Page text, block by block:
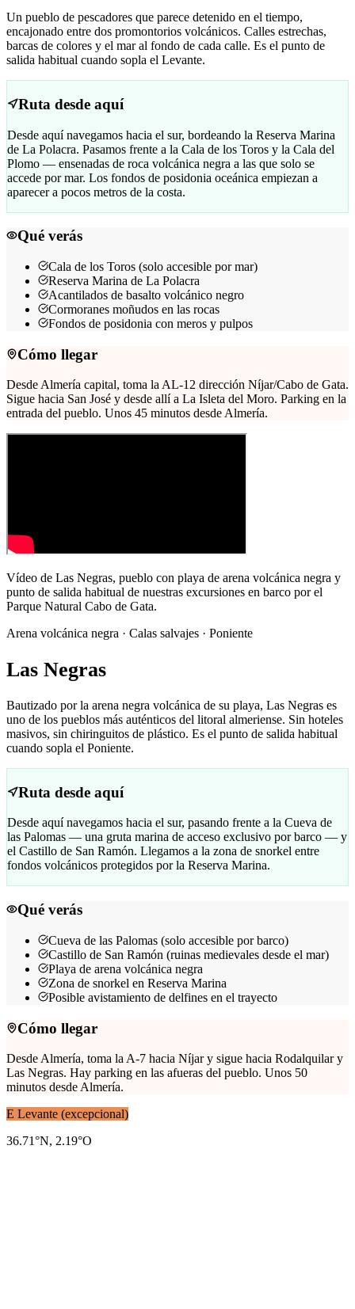
Un pueblo de pescadores que parece detenido en el tiempo,
encajonado entre dos promontorios volcánicos. Calles estrechas,
barcas de colores y el mar al fondo de cada calle. Es el punto de
salida habitual cuando sopla el Levante.
Ruta desde aquí
Desde aquí navegamos hacia el sur, bordeando la Reserva Marina
de La Polacra. Pasamos frente a la Cala de los Toros y la Cala del
Plomo — ensenadas de roca volcánica negra a las que solo se
accede por mar. Los fondos de posidonia oceánica empiezan a
aparecer a pocos metros de la costa.
Qué verás
Cala de los Toros (solo accesible por mar)
Reserva Marina de La Polacra
Acantilados de basalto volcánico negro
Cormoranes moñudos en las rocas
Fondos de posidonia con meros y pulpos
Cómo llegar
Desde Almería capital, toma la AL-12 dirección Níjar/Cabo de Gata.
Sigue hacia San José y desde allí a La Isleta del Moro. Parking en la
entrada del pueblo. Unos 45 minutos desde Almería.
Vídeo de Las Negras, pueblo con playa de arena volcánica negra y
punto de salida habitual de nuestras excursiones en barco por el
Parque Natural Cabo de Gata.
Arena volcánica negra · Calas salvajes · Poniente
Las Negras
Bautizado por la arena negra volcánica de su playa, Las Negras es
uno de los pueblos más auténticos del litoral almeriense. Sin hoteles
masivos, sin chiringuitos de plástico. Es el punto de salida habitual
cuando sopla el Poniente.
Ruta desde aquí
Desde aquí navegamos hacia el sur, pasando frente a la Cueva de
las Palomas — una gruta marina de acceso exclusivo por barco — y
el Castillo de San Ramón. Llegamos a la zona de snorkel entre
fondos volcánicos protegidos por la Reserva Marina.
Qué verás
Cueva de las Palomas (solo accesible por barco)
Castillo de San Ramón (ruinas medievales desde el mar)
Playa de arena volcánica negra
Zona de snorkel en Reserva Marina
Posible avistamiento de delfines en el trayecto
Cómo llegar
Desde Almería, toma la A-7 hacia Níjar y sigue hacia Rodalquilar y
Las Negras. Hay parking en las afueras del pueblo. Unos 50
minutos desde Almería.
E Levante (excepcional)
36.71°N, 2.19°O